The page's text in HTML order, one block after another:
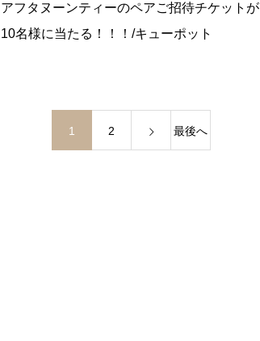
アフタヌーンティーのペアご招待チケットが
10名様に当たる！！！/キューポット
1 2 最後へ